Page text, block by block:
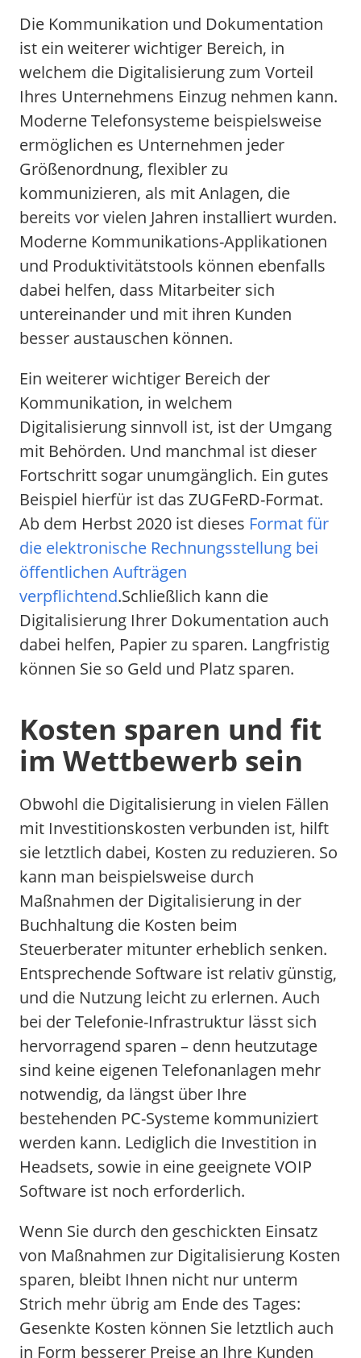
Die Kommunikation und Dokumentation
ist ein weiterer wichtiger Bereich, in
welchem die Digitalisierung zum Vorteil
Ihres Unternehmens Einzug nehmen kann.
Moderne Telefonsysteme beispielsweise
ermöglichen es Unternehmen jeder
Größenordnung, flexibler zu
kommunizieren, als mit Anlagen, die
bereits vor vielen Jahren installiert wurden.
Moderne Kommunikations-Applikationen
und Produktivitätstools können ebenfalls
dabei helfen, dass Mitarbeiter sich
untereinander und mit ihren Kunden
besser austauschen können.
Ein weiterer wichtiger Bereich der
Kommunikation, in welchem
Digitalisierung sinnvoll ist, ist der Umgang
mit Behörden. Und manchmal ist dieser
Fortschritt sogar unumgänglich. Ein gutes
Beispiel hierfür ist das ZUGFeRD-Format.
Ab dem Herbst 2020 ist dieses Format für
die elektronische Rechnungsstellung bei
öffentlichen Aufträgen
verpflichtend.Schließlich kann die
Digitalisierung Ihrer Dokumentation auch
dabei helfen, Papier zu sparen. Langfristig
können Sie so Geld und Platz sparen.
Kosten sparen und fit
im Wettbewerb sein
Obwohl die Digitalisierung in vielen Fällen
mit Investitionskosten verbunden ist, hilft
sie letztlich dabei, Kosten zu reduzieren. So
kann man beispielsweise durch
Maßnahmen der Digitalisierung in der
Buchhaltung die Kosten beim
Steuerberater mitunter erheblich senken.
Entsprechende Software ist relativ günstig,
und die Nutzung leicht zu erlernen. Auch
bei der Telefonie-Infrastruktur lässt sich
hervorragend sparen – denn heutzutage
sind keine eigenen Telefonanlagen mehr
notwendig, da längst über Ihre
bestehenden PC-Systeme kommuniziert
werden kann. Lediglich die Investition in
Headsets, sowie in eine geeignete VOIP
Software ist noch erforderlich.
Wenn Sie durch den geschickten Einsatz
von Maßnahmen zur Digitalisierung Kosten
sparen, bleibt Ihnen nicht nur unterm
Strich mehr übrig am Ende des Tages:
Gesenkte Kosten können Sie letztlich auch
in Form besserer Preise an Ihre Kunden